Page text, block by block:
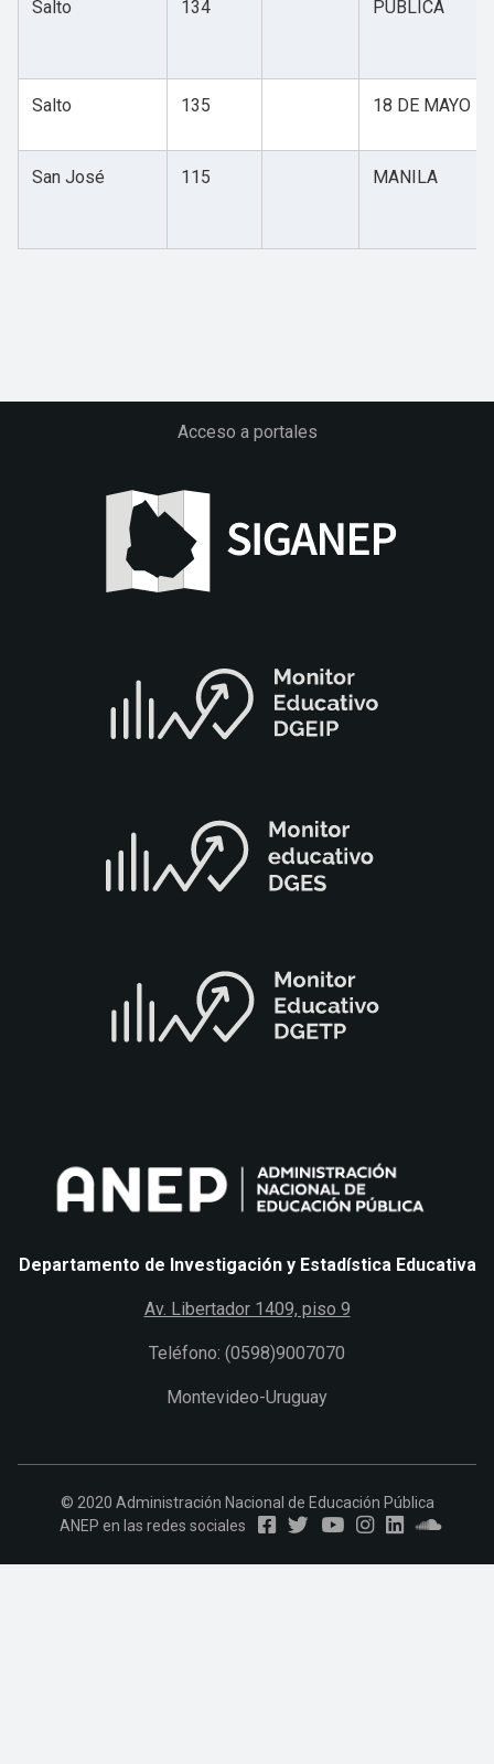
Salto 134 PÚBLICA
Salto 135 18 DE MAYO
San José 115 MANILA
Acceso a portales
Departamento de Investigación y Estadística Educativa
Av. Libertador 1409, piso 9
Teléfono: (0598)9007070
Montevideo-Uruguay
© 2020 Administración Nacional de Educación Pública
ANEP en las redes sociales